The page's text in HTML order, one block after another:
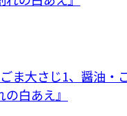
ま大さじ1、醤油・
白あえ』